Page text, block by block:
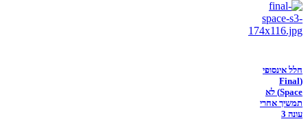
חלל אינסופי
(Final
Space) לא
תמשיך אחרי
עונה 3